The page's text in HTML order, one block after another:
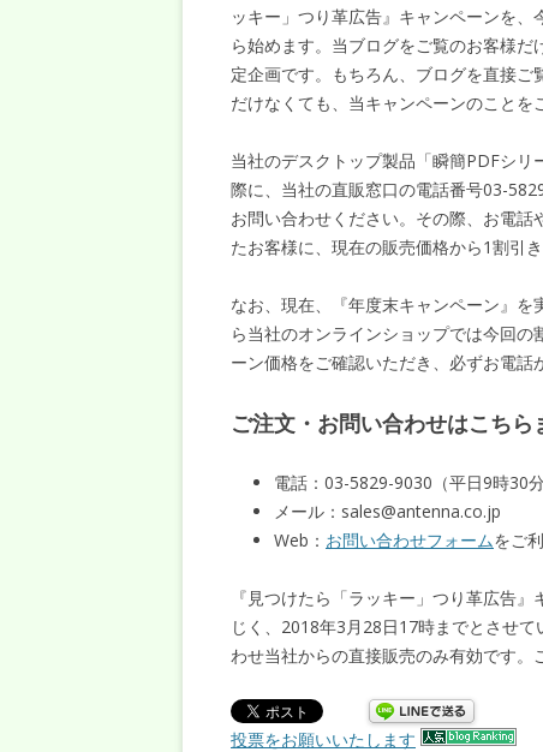
ッキー」つり革広告』キャンペーンを、
ら始めます。当ブログをご覧のお客様だ
定企画です。もちろん、ブログを直接ご
だけなくても、当キャンペーンのことを
当社のデスクトップ製品「瞬簡PDFシ
際に、当社の直販窓口の電話番号03-
お問い合わせください。その際、お電
たお客様に、現在の販売価格から1割引
なお、現在、『年度末キャンペーン』
ら当社のオンラインショップでは今回
ーン価格をご確認いただき、必ずお電話
ご注文・お問い合わせはこちら
電話：03-5829-9030（平日9時30
メール：sales@antenna.co.jp
Web： お問い合わせフォームをご
『見つけたら「ラッキー」つり革広告
じく、2018年3月28日17時までとさせ
わせ当社からの直接販売のみ有効です。
投票をお願いいたします